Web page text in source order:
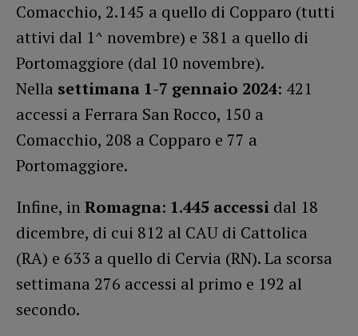
Comacchio, 2.145 a quello di Copparo (tutti
attivi dal 1^ novembre) e 381 a quello di
Portomaggiore (dal 10 novembre).
Nella settimana 1-7 gennaio 2024: 421
accessi a Ferrara San Rocco, 150 a
Comacchio, 208 a Copparo e 77 a
Portomaggiore.
Infine, inRomagna: 1.445 accessi dal 18
dicembre, di cui 812 al CAU di Cattolica
(RA) e 633 a quello di Cervia (RN). La scorsa
settimana 276 accessi al primo e 192 al
secondo.